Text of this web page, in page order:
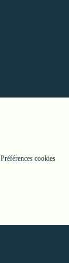
Préférences cookies